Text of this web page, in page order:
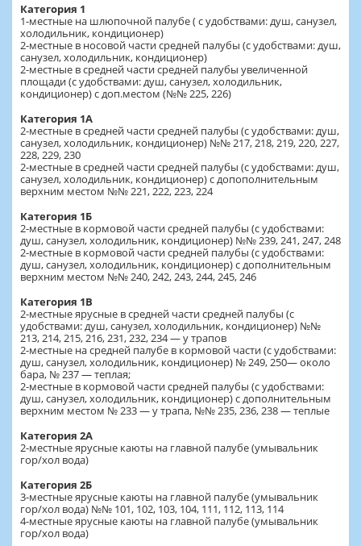
Категория 1
1-местные на шлюпочной палубе ( с удобствами: душ, санузел,
холодильник, кондиционер)
2-местные в носовой части средней палубы (с удобствами: душ,
санузел, холодильник, кондиционер)
2-местные в средней части средней палубы увеличенной
площади (с удобствами: душ, санузел, холодильник,
кондиционер) с доп.местом (№№ 225, 226)
Категория 1А
2-местные в средней части средней палубы (с удобствами: душ,
санузел, холодильник, кондиционер) №№ 217, 218, 219, 220, 227,
228, 229, 230
2-местные в средней части средней палубы (с удобствами: душ,
санузел, холодильник, кондиционер) с допополнительным
верхним местом №№ 221, 222, 223, 224
Категория 1Б
2-местные в кормовой части средней палубы (с удобствами:
душ, санузел, холодильник, кондиционер) №№ 239, 241, 247, 248
2-местные в кормовой части средней палубы (с удобствами:
душ, санузел, холодильник, кондиционер) с дополнительным
верхним местом №№ 240, 242, 243, 244, 245, 246
Категория 1В
2-местные ярусные в средней части средней палубы (с
удобствами: душ, санузел, холодильник, кондиционер) №№
213, 214, 215, 216, 231, 232, 234 — у трапов
2-местные на средней палубе в кормовой части (с удобствами:
душ, санузел, холодильник, кондиционер) № 249, 250— около
бара, № 237 — теплая;
2-местные в кормовой части средней палубы (с удобствами:
душ, санузел, холодильник, кондиционер) с дополнительным
верхним местом № 233 — у трапа, №№ 235, 236, 238 — теплые
Категория 2А
2-местные ярусные каюты на главной палубе (умывальник
гор/хол вода)
Категория 2Б
3-местные ярусные каюты на главной палубе (умывальник
гор/хол вода) №№ 101, 102, 103, 104, 111, 112, 113, 114
4-местные ярусные каюты на главной палубе (умывальник
гор/хол вода)